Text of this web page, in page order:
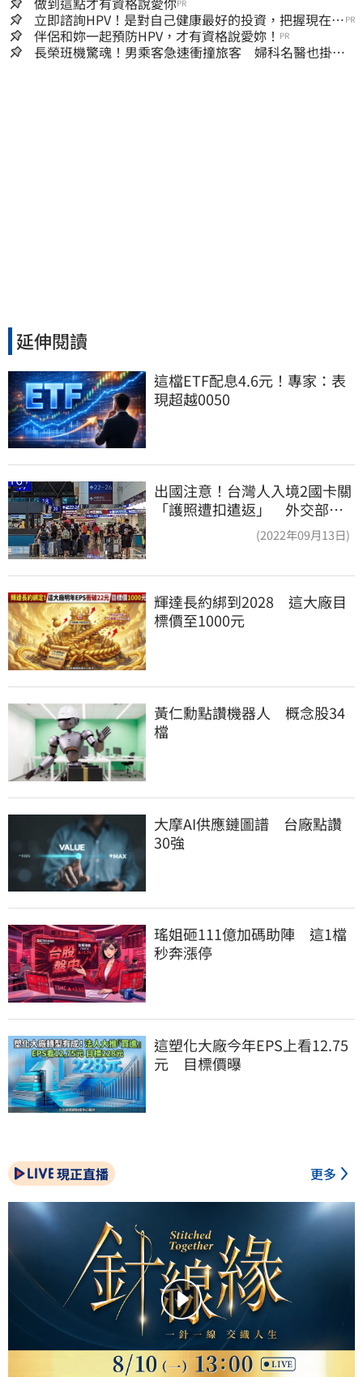
PR
立即諮詢HPV！是對自己健康最好的投資，把握現在不
嫌晚！
PR
伴侶和妳一起預防HPV，才有資格說愛妳！ PR
長榮班機驚魂！男乘客急速衝撞旅客 婦科名醫也掛
延伸閱讀
這檔ETF配息4.6元！專家：表
現超越0050
出國注意！台灣人入境2國卡關
「護照遭扣遣返」 外交部證
(2022年09月13日)
輝達長約綁到2028　這大廠目
標價至1000元
黃仁勳點讚機器人　概念股34
檔
大摩AI供應鏈圖譜　台廠點讚
30強
瑤姐砸111億加碼助陣　這1檔
秒奔漲停
這塑化大廠今年EPS上看12.75
元　目標價曝
現正直播 更多